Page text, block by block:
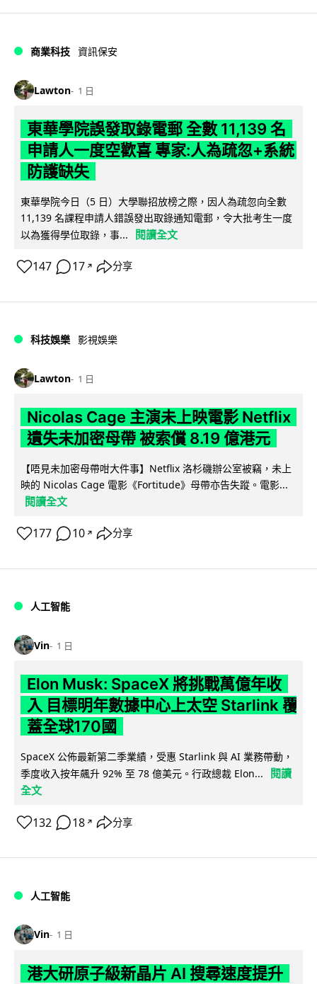
商業科技 資訊保安
Lawton 1 日
東華學院誤發取錄電郵 全數 11,139 名
申請人一度空歡喜 專家:人為疏忽+系統
防護缺失
東華學院今日（5 日）大學聯招放榜之際，因人為疏忽向全數
11,139 名課程申請人錯誤發出取錄通知電郵，令大批考生一度
以為獲得學位取錄，事...
閱讀全文
147 17 ↗ 分享
科技娛樂 影視娛樂
Lawton 1 日
Nicolas Cage 主演未上映電影 Netflix
遺失未加密母帶 被索償 8.19 億港元
【唔見未加密母帶咁大件事】Netflix 洛杉磯辦公室被竊，未上
映的 Nicolas Cage 電影《Fortitude》母帶亦告失蹤。電影...
閱讀全文
177 10 ↗ 分享
人工智能
Vin 1 日
Elon Musk: SpaceX 將挑戰萬億年收
入 目標明年數據中心上太空 Starlink 覆
蓋全球170國
SpaceX 公佈最新第二季業績，受惠 Starlink 與 AI 業務帶動，
季度收入按年飆升 92% 至 78 億美元。行政總裁 Elon...
閱讀
全文
132 18 ↗ 分享
人工智能
Vin 1 日
港大研原子級新晶片 AI 搜尋速度提升